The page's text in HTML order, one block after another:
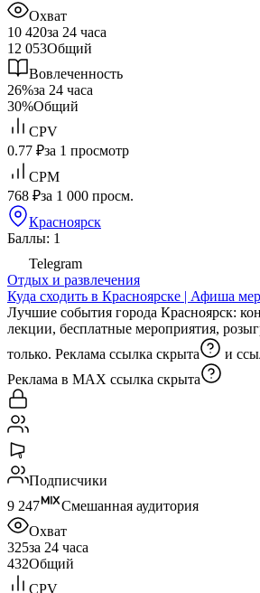
Охват
10 420за 24 часа
12 053Общий
Вовлеченность
26%за 24 часа
30%Общий
CPV
0.77 ₽за 1 просмотр
CPM
768 ₽за 1 000 просм.
Красноярск
Баллы: 1
Telegram
Отдых и развлечения
Куда сходить в Красноярске | Афиша
Лучшие события города Красноярск:
лекции, бесплатные мероприятия,
только. Реклама ссылка скрыта и
Реклама в МАХ ссылка скрыта
Подписчики
9 247
Смешанная аудитория
Охват
325за 24 часа
432Общий
CPV